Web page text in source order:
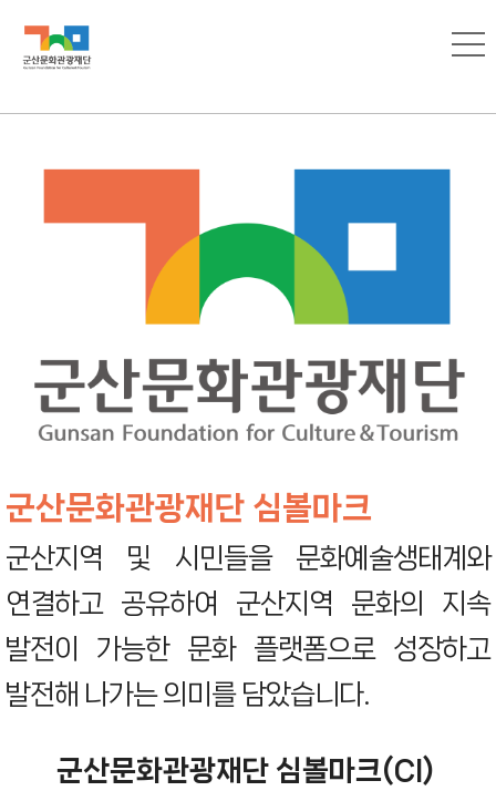
군산문화관광재단 심볼마크
군산지역 및 시민들을 문화예술생태계와
연결하고 공유하여 군산지역 문화의 지속
발전이 가능한 문화 플랫폼으로 성장하고
발전해 나가는 의미를 담았습니다.
군산문화관광재단 심볼마크(CI)